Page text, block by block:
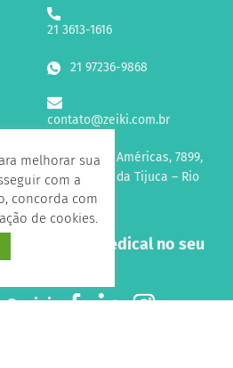
21 3613-1616
21 97236-9868
contato@zeiki.com.br
Av. das Américas, 7899,
sl 315 Barra da Tijuca – Rio
de Janeiro
a Zeiki Medical no seu
Sociais
melhorar sua
com a
concorda com
de cookies.